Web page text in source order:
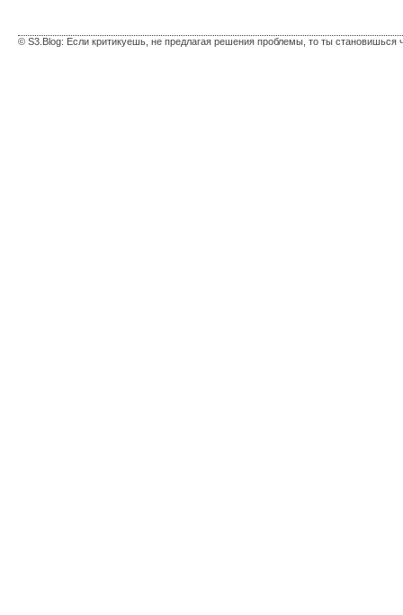
© S3.Blog: Если критикуешь, не предлагая решения проблемы, то ты становишься